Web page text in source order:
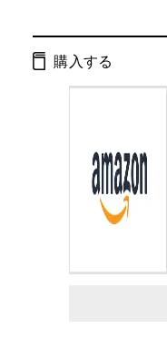
ISBN：
判型：
購入する